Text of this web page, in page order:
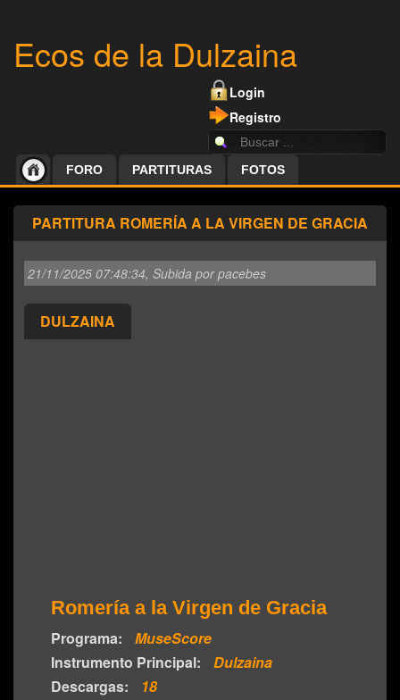
Ecos de la Dulzaina
Login
Registro
FORO PARTITURAS FOTOS
PARTITURA ROMERÍA A LA VIRGEN DE GRACIA
21/11/2025 07:48:34, Subida por pacebes
DULZAINA
Romería a la Virgen de Gracia
Programa:
MuseScore
Instrumento Principal:
Dulzaina
Descargas:
18